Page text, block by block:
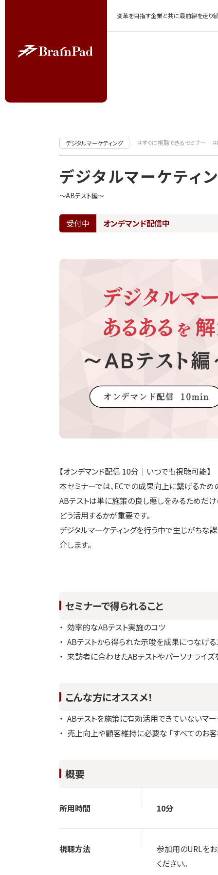
変革を目指す企業と共に最前線を走り
デジタルマーケティング ＃すぐに視聴できるセミナー
デジタルマーケティ
～ABテスト編～
受付中 オンデマンド配信中
【オンデマンド配信 10分｜いつでも視聴可能】
本セミナーでは、ECでの成果向上に繋げるた
ABテストは単に施策の良し悪しをみるためだ
どう活用するかが重要です。
デジタルマーケティングを行う中で生じがちな
介します。
セミナーで得られること
効率的なABテスト実施のコツ
ABテストから得られた示唆を成果につなげ
来訪者に合わせたABテストやパーソナライ
こんな方にオススメ！
ABテストを施策に有効活用できていないマ
売上向上や顧客維持に必要な 「すべてのお
概要
所用時間 10分
視聴方法
参加用のURLを
ください。